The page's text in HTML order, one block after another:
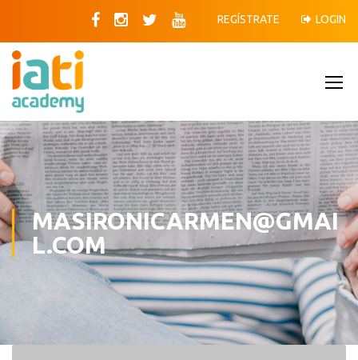
REGÍSTRATE LOGIN
MASIRONICARMEN@GMAI
L.COM